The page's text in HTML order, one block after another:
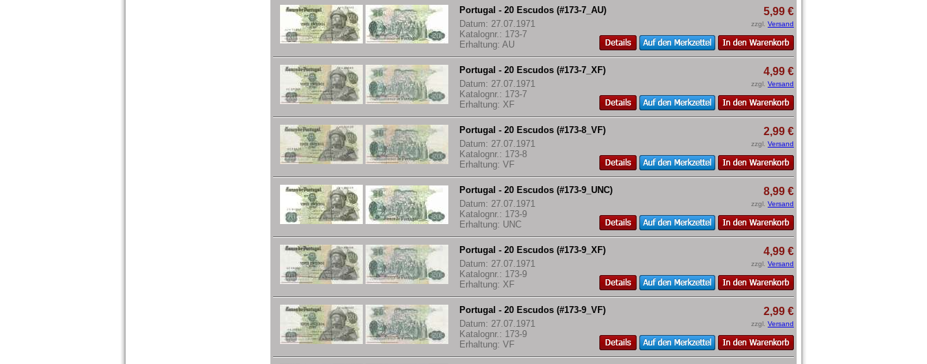
Portugal - 20 Escudos (#173-7_AU)
Datum: 27.07.1971
Katalognr.: 173-7
Erhaltung: AU
5,99 €
zzgl. Versand
Portugal - 20 Escudos (#173-7_XF)
Datum: 27.07.1971
Katalognr.: 173-7
Erhaltung: XF
4,99 €
zzgl. Versand
Portugal - 20 Escudos (#173-8_VF)
Datum: 27.07.1971
Katalognr.: 173-8
Erhaltung: VF
2,99 €
zzgl. Versand
Portugal - 20 Escudos (#173-9_UNC)
Datum: 27.07.1971
Katalognr.: 173-9
Erhaltung: UNC
8,99 €
zzgl. Versand
Portugal - 20 Escudos (#173-9_XF)
Datum: 27.07.1971
Katalognr.: 173-9
Erhaltung: XF
4,99 €
zzgl. Versand
Portugal - 20 Escudos (#173-9_VF)
Datum: 27.07.1971
Katalognr.: 173-9
Erhaltung: VF
2,99 €
zzgl. Versand